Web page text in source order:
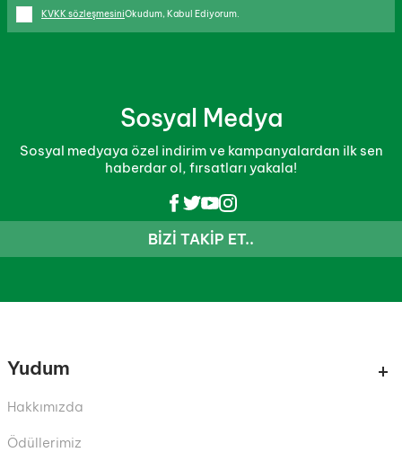
KVKK sözleşmesiniOkudum, Kabul Ediyorum.
Sosyal Medya
Sosyal medyaya özel indirim ve kampanyalardan ilk sen
haberdar ol, fırsatları yakala!
BIZI TAKIP ET..
Yudum
Hakkımızda
Ödüllerimiz